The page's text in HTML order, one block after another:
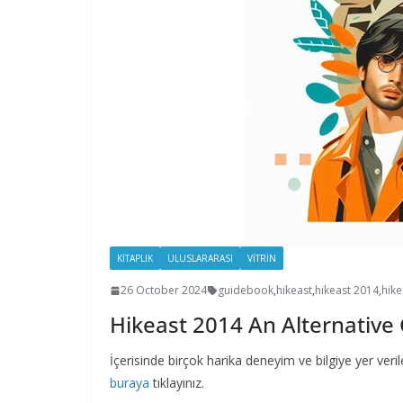
KİTAPLIK ULUSLARARASI VİTRİN
26 October 2024 guidebook,hikeast,hikeast 2014,
Hikeast 2014 An Alternative
İçerisinde birçok harika deneyim ve bilgiye yer
buraya tıklayınız.